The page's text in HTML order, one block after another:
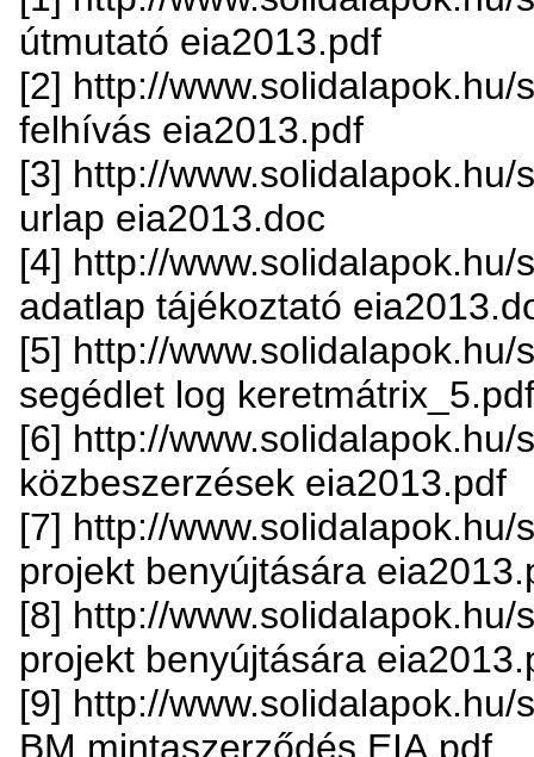
útmutató eia2013.pdf
[2] http://
felhívás eia2013.pdf
[3] http://
urlap eia2013.doc
[4] http://
adatlap tájékoztató
[5] http://
segédlet log keretmátrix_5.pdf
[6] http://
közbeszerzések eia2013.pdf
[7] http://
projekt benyújtására
[8] http://
projekt benyújtására
[9] http://
BM mintaszerződés EIA.pdf